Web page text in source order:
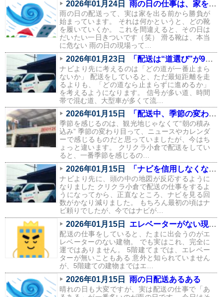
2026年01月24日 雨の日の仕事は、家を出る前から始まっている
雨の日の配送って、実は家を出る前から勝負が
始まっています。 それは何かというと、どの靴
を履いていくか。 これを間違えると、その日は
だいたい一日きついです（笑） 滑る靴は、本当
に危ない 雨の日の現場って…
2026年01月23日 「配送は“道選び”が9割。信号と渋滞を避けるルートの話」
ナビより先に考えるのは「どの道が一番止まら
ないか」 配送をしていると、ただ最短距離を走
るよりも、「どの道なら止まらずに進めるか」
を考えるようになります。 信号が多い道、時間
帯で混む道、大型車が多くて流…
2026年01月15日 「配送中、季節の変わり目を一番感じるのはこの瞬間」
季節を感じるのは、観光地じゃなくて“朝の積み
込み” 季節の変わり目って、ニュースやカレンダ
ーで感じるものだと思っていましたが、今はち
ょっと違います。 クリクラ小倉で配送をしてい
ると、一番季節を感じるの…
2026年01月15日 「ナビを信用しなくなりました。配送で身についた“地元の勘”」
ナビより先に、頭の中の地図が反応するように
なりました クリクラ小倉で配送の仕事をするよ
うになってから、正直なところ、ナビを見る回
数がかなり減りました。 もちろん最初の頃はナ
ビ頼りでしたが、今ではナビが…
2026年01月15日 エレベーターがない現場あるある（配送員の本音つき）
配送の仕事をしていると、たまに出会うのがエ
レベーターのない建物。 でも実はこれ、完全に
運ではありません。 5階建てまでは、エレベー
ターが無いこともある 意外と知られていません
が、5階建ての建物まではエ…
2026年01月15日 雨の日配送あるある
晴れの日も大変ですが、実は配送の仕事で「あ